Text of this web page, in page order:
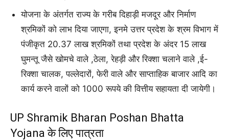
योजना के अंतर्गत राज्य के गरीब दिहाड़ी मजदूर और निर्माण
श्रमिकों को लाभ दिया जाएगा, इनमे उत्तर प्रदेश के श्रम विभाग में
पंजीकृत 20.37 लाख श्रमिकों तथा प्रदेश के अंदर 15 लाख
घुमन्तू जैसे खोमचे वाले ,ठेला, रेहड़ी और रिक्शा चलाने वाले ,ई-
रिक्शा चालक, पल्लेदारों, फेरी वाले और साप्ताहिक बाजार आदि का
कार्य करने वालों को 1000 रूपये की वित्तीय सहायता दी जायेगी।
UP Shramik Bharan Poshan Bhatta
Yojana के लिए पात्रता